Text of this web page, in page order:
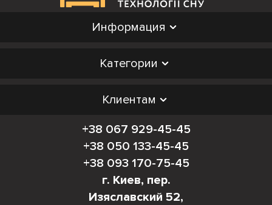
Информация
Категории
Клиентам
+38 067 929-45-45
+38 050 133-45-45
+38 093 170-75-45
г. Киев, пер.
Изяславский 52,